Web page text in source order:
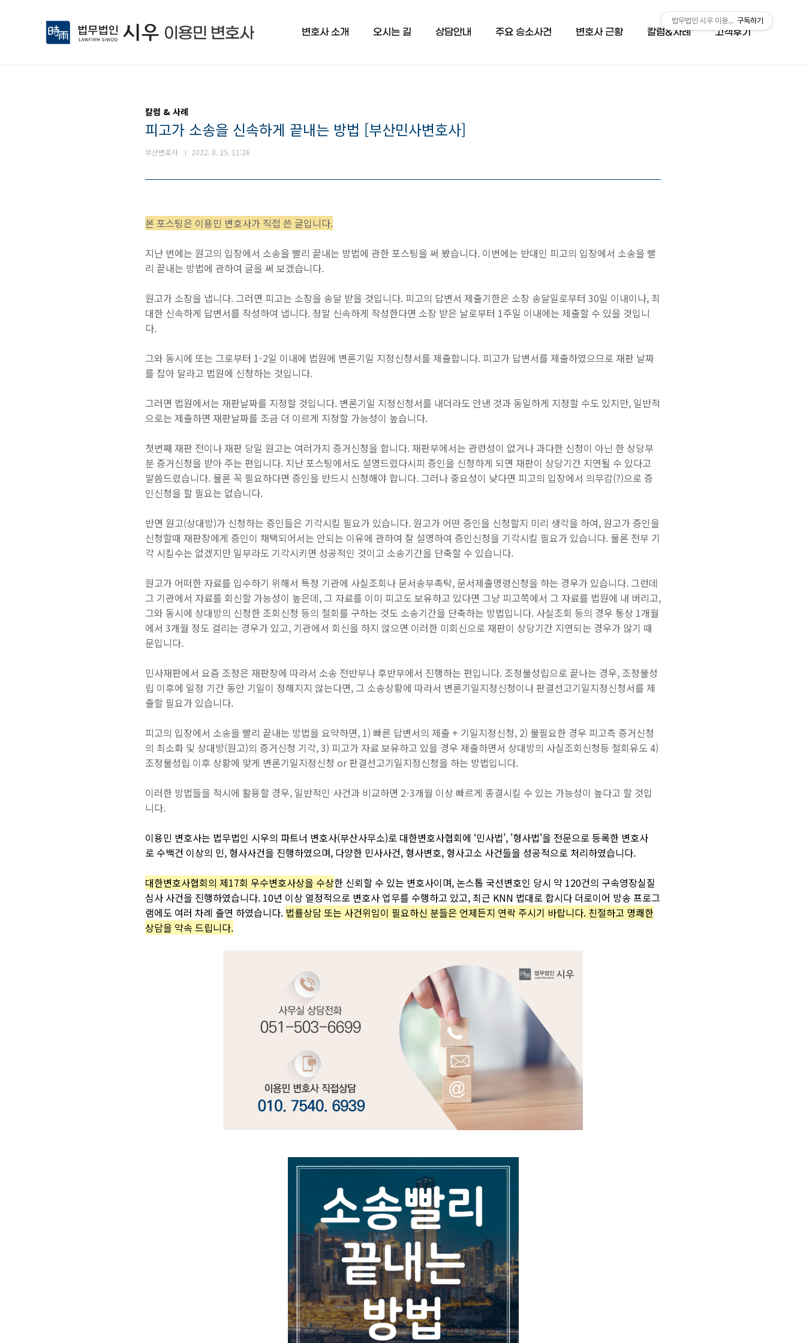
변호사 소개 오시는 길 상담안내 주요 승소사건 변호사 근황 칼럼&사례 고객후기
칼럼 & 사례
피고가 소송을 신속하게 끝내는 방법 [부산민사변호사]
부산변호사 2022. 8. 25. 11:26
본 포스팅은 이용민 변호사가 직접 쓴 글입니다.
지난 번에는 원고의 입장에서 소송을 빨리 끝내는 방법에 관한 포스팅을 써 봤습니다. 이번에는 반대인 피고의 입장에서 소송을 빨
리 끝내는 방법에 관하여 글을 써 보겠습니다.
원고가 소장을 냅니다. 그러면 피고는 소장을 송달 받을 것입니다. 피고의 답변서 제출기한은 소장 송달일로부터 30일 이내이나, 최
대한 신속하게 답변서를 작성하여 냅니다. 정말 신속하게 작성한다면 소장 받은 날로부터 1주일 이내에는 제출할 수 있을 것입니
다.
그와 동시에 또는 그로부터 1-2일 이내에 법원에 변론기일 지정신청서를 제출합니다. 피고가 답변서를 제출하였으므로 재판 날짜
를 잡아 달라고 법원에 신청하는 것입니다.
그러면 법원에서는 재판날짜를 지정할 것입니다. 변론기일 지정신청서를 내더라도 안낸 것과 동일하게 지정할 수도 있지만, 일반적
으로는 제출하면 재판날짜를 조금 더 이르게 지정할 가능성이 높습니다.
첫번째 재판 전이나 재판 당일 원고는 여러가지 증거신청을 합니다. 재판부에서는 관련성이 없거나 과다한 신청이 아닌 한 상당부
분 증거신청을 받아 주는 편입니다. 지난 포스팅에서도 설명드렸다시피 증인을 신청하게 되면 재판이 상당기간 지연될 수 있다고
말씀드렸습니다. 물론 꼭 필요하다면 증인을 반드시 신청해야 합니다. 그러나 중요성이 낮다면 피고의 입장에서 의무감(?)으로 증
인신청을 할 필요는 없습니다.
반면 원고(상대방)가 신청하는 증인들은 기각시킬 필요가 있습니다. 원고가 어떤 증인을 신청할지 미리 생각을 하여, 원고가 증인을
신청할때 재판장에게 증인이 채택되어서는 안되는 이유에 관하여 잘 설명하여 증인신청을 기각시킬 필요가 있습니다. 물론 전부 기
각 시킬수는 없겠지만 일부라도 기각시키면 성공적인 것이고 소송기간을 단축할 수 있습니다.
원고가 어떠한 자료를 입수하기 위해서 특정 기관에 사실조회나 문서송부촉탁, 문서제출명령신청을 하는 경우가 있습니다. 그런데
그 기관에서 자료를 회신할 가능성이 높은데, 그 자료를 이미 피고도 보유하고 있다면 그냥 피고쪽에서 그 자료를 법원에 내 버리고,
그와 동시에 상대방의 신청한 조회신청 등의 철회를 구하는 것도 소송기간을 단축하는 방법입니다. 사실조회 등의 경우 통상 1개월
에서 3개월 정도 걸리는 경우가 있고, 기관에서 회신을 하지 않으면 이러한 미회신으로 재판이 상당기간 지연되는 경우가 많기 때
문입니다.
민사재판에서 요즘 조정은 재판장에 따라서 소송 전반부나 후반부에서 진행하는 편입니다. 조정불성립으로 끝나는 경우, 조정불성
립 이후에 일정 기간 동안 기일이 정해지지 않는다면, 그 소송상황에 따라서 변론기일지정신청이나 판결선고기일지정신청서를 제
출할 필요가 있습니다.
피고의 입장에서 소송을 빨리 끝내는 방법을 요약하면, 1) 빠른 답변서의 제출 + 기일지정신청, 2) 불필요한 경우 피고측 증거신청
의 최소화 및 상대방(원고)의 증거신청 기각, 3) 피고가 자료 보유하고 있을 경우 제출하면서 상대방의 사실조회신청등 철회유도 4)
조정불성립 이후 상황에 맞게 변론기일지정신청 or 판결선고기일지정신청을 하는 방법입니다.
이러한 방법들을 적시에 활용할 경우, 일반적인 사건과 비교하면 2-3개월 이상 빠르게 종결시킬 수 있는 가능성이 높다고 할 것입
니다.
이용민 변호사는 법무법인 시우의 파트너 변호사(부산사무소)로 대한변호사협회에 ‘민사법’, '형사법'을 전문으로 등록한 변호사
로 수백건 이상의 민, 형사사건을 진행하였으며, 다양한 민사사건, 형사변호, 형사고소 사건들을 성공적으로 처리하였습니다.
대한변호사협회의 제17회 우수변호사상을 수상한 신뢰할 수 있는 변호사이며, 논스톱 국선변호인 당시 약 120건의 구속영장실질
심사 사건을 진행하였습니다. 10년 이상 열정적으로 변호사 업무를 수행하고 있고, 최근 KNN 법대로 합시다 더로이어 방송 프로그
램에도 여러 차례 출연 하였습니다. 법률상담 또는 사건위임이 필요하신 분들은 언제든지 연락 주시기 바랍니다. 친절하고 명쾌한
상담을 약속 드립니다.
법무법인 시우 이용민 변호사 (051-503-
구독하기